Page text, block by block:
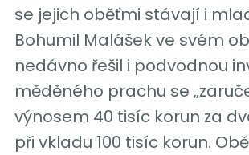
se jejich oběťmi stávají i
Bohumil Malášek ve svém
nedávno řešil i podvodnou
měděného prachu se
výnosem 40 tisíc korun za
při vkladu 100 tisíc korun.